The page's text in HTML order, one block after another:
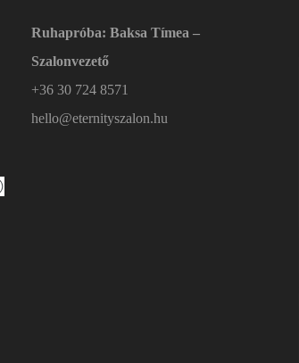
Ruhapróba: Baksa Tímea –
Szalonvezető
+36 30 724 8571
hello@eternityszalon.hu